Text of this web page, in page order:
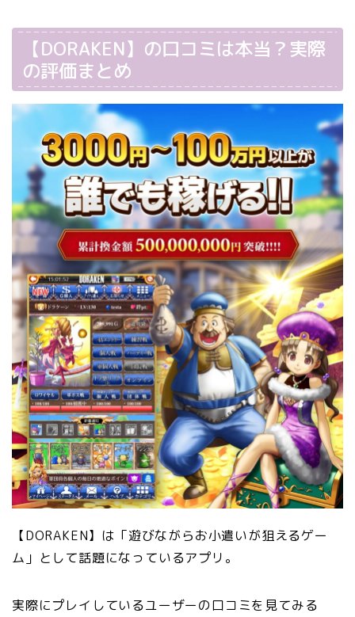
【DORAKEN】の口コミは本当？実際
の評価まとめ
【DORAKEN】は「遊びながらお小遣いが狙えるゲー
ム」として話題になっているアプリ。
実際にプレイしているユーザーの口コミを見てみる